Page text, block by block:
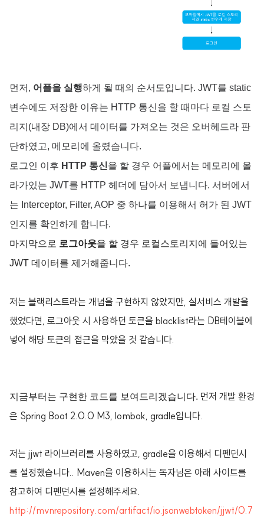
먼저, 어플을 실행하게 될 때의 순서도입니다. JWT를 static
변수에도 저장한 이유는 HTTP 통신을 할 때마다 로컬 스토
리지(내장 DB)에서 데이터를 가져오는 것은 오버헤드라 판
단하였고, 메모리에 올렸습니다.
로그인 이후 HTTP 통신을 할 경우 어플에서는 메모리에 올
라가있는 JWT를 HTTP 헤더에 담아서 보냅니다. 서버에서
는 Interceptor, Filter, AOP 중 하나를 이용해서 허가 된 JWT
인지를 확인하게 합니다.
마지막으로 로그아웃을 할 경우 로컬스토리지에 들어있는
JWT 데이터를 제거해줍니다.
저는 블랙리스트라는 개념을 구현하지 않았지만, 실서비스 개발을
했었다면, 로그아웃 시 사용하던 토큰을 blacklist라는 DB테이블에
넣어 해당 토큰의 접근을 막았을 것 같습니다.
지금부터는 구현한 코드를 보여드리겠습니다. 먼저 개발 환경
은 Spring Boot 2.0.0 M3, lombok, gradle입니다.
저는 jjwt 라이브러리를 사용하였고, gradle을 이용해서 디펜던시
를 설정했습니다.. Maven을 이용하시는 독자님은 아래 사이트를
참고하여 디펜던시를 설정해주세요.
http://mvnrepository.com/artifact/io.jsonwebtoken/jjwt/0.7